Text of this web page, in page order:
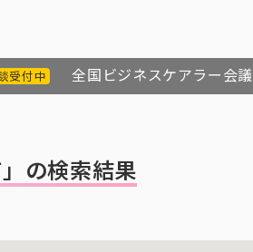
受付中 全国ビジネスケアラー会議
の検索結果